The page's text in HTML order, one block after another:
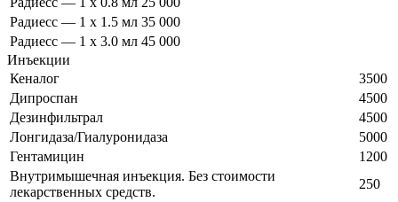
Радиесс — 1 х 1.5 мл 35 000
Радиесс — 1 х 3.0 мл 45 000
Инъекции
Кеналог
3500
Дипроспан
4500
Дезинфильтрал
4500
Лонгидаза/Гиалуронидаза
5000
Гентамицин
1200
Внутримышечная инъекция. Без стоимости
лекарственных средств.
250